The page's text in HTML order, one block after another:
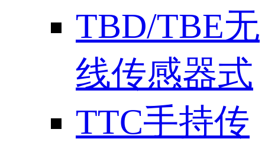
TBD/TBE无
线传感器式
TTC手持传